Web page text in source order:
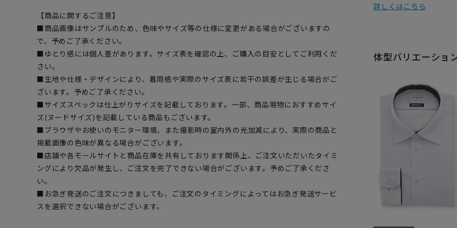
【商品に関するご注意】
■商品画像はサンプルのため、色味やサイズ等の仕様に変更がある場合がございますの
で、予めご了承ください。
■ゆとり感には個人差があります。サイズ表を確認の上、ご購入の目安としてご利用くだ
さい。
■生地や仕様・デザインにより、着用感や実際のサイズ表に若干の誤差が生じる場合がご
ざいます。予めご了承ください。
■サイズスペックは仕上がりサイズを記載しております。一部、商品現物におすすめサイ
ズ(ヌードサイズ)を記載している商品もございます。
■ブラウザやお使いのモニター環境、また撮影時の室内外の光加減により、実際の商品と
掲載画像の色味が異なる場合がございます。
■店舗や各モールサイトと商品在庫を共有しております関係上、ご注文いただいたタイミ
ングにより欠品が発生し、ご注文を完了できない場合がございます。予めご了承くださ
い。
■お急ぎ発送のご注文につきましても、ご注文のタイミングによってはお急ぎ発送サービ
スを選択できない場合がございます。
詳しくはこちら
体型バリエーショ